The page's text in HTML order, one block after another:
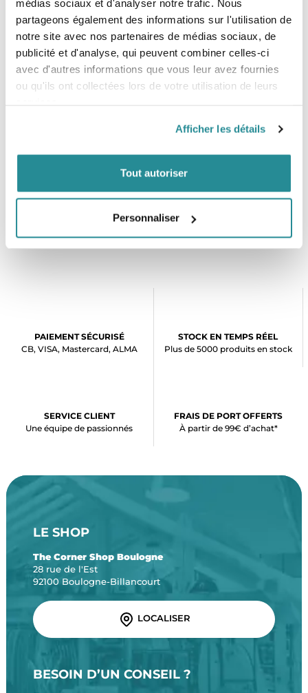
médias sociaux et d'analyser notre trafic. Nous
partageons également des informations sur l'utilisation de
notre site avec nos partenaires de médias sociaux, de
publicité et d'analyse, qui peuvent combiner celles-ci
avec d'autres informations que vous leur avez fournies
ou qu'ils ont collectées lors de votre utilisation de leurs
Afficher les détails
Tout autoriser
Personnaliser
3D-moulded foam interior and exterior
Covered side parts
Double power leash ring
Soft neoprene edges
HP system included
Multi Spreader = Clickerbar 3.0 | Low torque fixation
PAIEMENT SÉCURISÉ
CB, VISA, Mastercard, ALMA
STOCK EN TEMPS RÉEL
Plus de 5000 produits en stock
SERVICE CLIENT
Une équipe de passionnés
FRAIS DE PORT OFFERTS
À partir de 99€ d’achat*
LE SHOP
The Corner Shop Boulogne
28 rue de l'Est
92100 Boulogne-Billancourt
LOCALISER
BESOIN D’UN CONSEIL ?